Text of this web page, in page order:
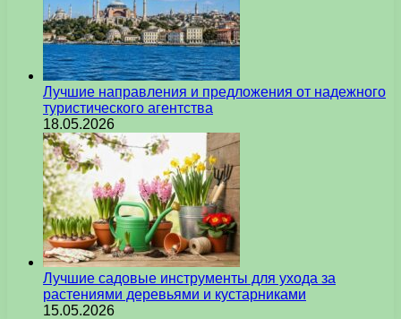
Лучшие направления и предложения от надежного
туристического агентства
18.05.2026
Лучшие садовые инструменты для ухода за
растениями деревьями и кустарниками
15.05.2026